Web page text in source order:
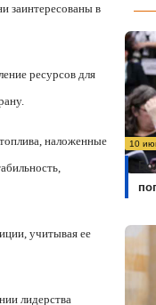
заинтересованы в
ресурсов для
наложенные
учитывая ее
лидерства
10